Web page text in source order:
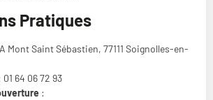
Pratiques
Mont Saint Sébastien, 77111 Soignolles-en-
01 64 06 72 93
: